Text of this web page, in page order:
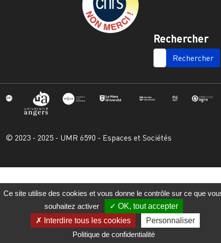
Rechercher
SEARCH
© 2023 - 2025 - UMR 6590 - Espaces et Sociétés
Ce site utilise des cookies et vous donne le contrôle sur ce que
souhaitez activer
OK, tout accepter
Interdire tous les cookies
Personnaliser
Politique de confidentialité